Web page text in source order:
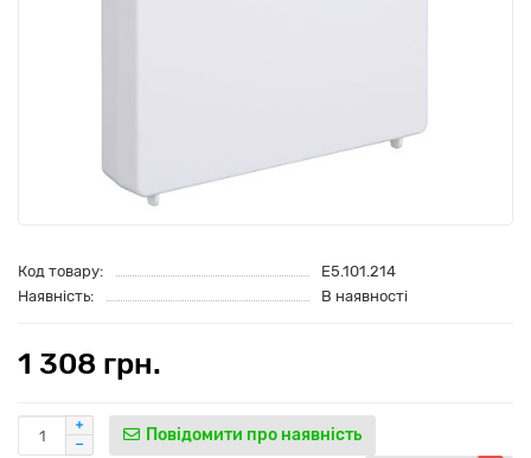
Код товару:
E5.101.214
Наявність:
В наявності
1 308 грн.
Повідомити про наявність